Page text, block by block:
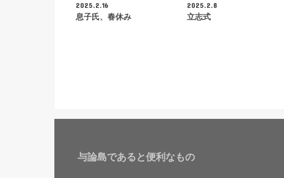
2025.2.16
息子氏、春休み
2025.2.8
立志式
与論島であると便利なもの